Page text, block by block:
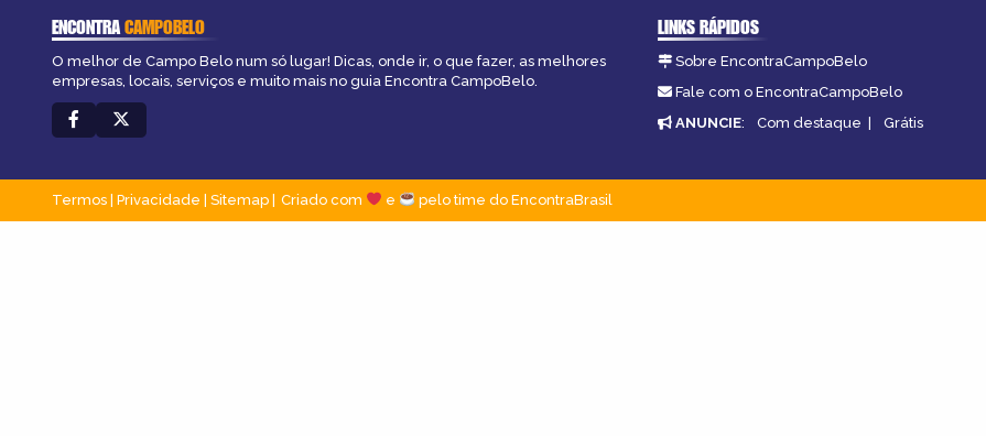
ENCONTRACAMPOBELO
O melhor de Campo Belo num só lugar! Dicas, onde ir, o que fazer, as melhores
empresas, locais, serviços e muito mais no guia Encontra CampoBelo.
LINKS RÁPIDOS
Sobre EncontraCampoBelo
Fale com o EncontraCampoBelo
ANUNCIE: Com destaque | Grátis
Termos Privacidade Sitemap Criado com e pelo time do EncontraBrasil